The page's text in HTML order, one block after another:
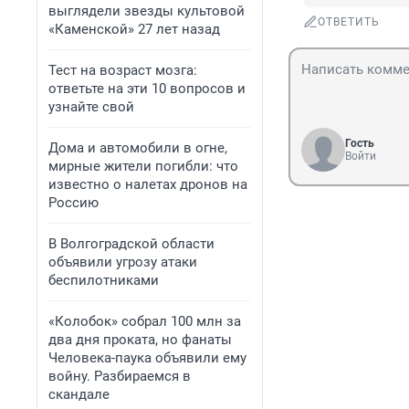
выглядели звезды культовой
«Каменской» 27 лет назад
Тест на возраст мозга:
ответьте на эти 10 вопросов и
узнайте свой
Дома и автомобили в огне,
мирные жители погибли: что
известно о налетах дронов на
Россию
В Волгоградской области
объявили угрозу атаки
беспилотниками
«Колобок» собрал 100 млн за
два дня проката, но фанаты
Человека-паука объявили ему
войну. Разбираемся в
скандале
ОТВЕТИТЬ
Гость
Войти